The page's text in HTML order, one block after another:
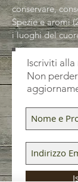
conservare,
Spezie e aromi
i luoghi del
Iscriviti
Non